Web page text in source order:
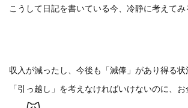
こうして日記を書いている今、冷静に考えてみ
収入が減ったし、今後も「減俸」があり得る状
「引っ越し」を考えなければいけないのに、